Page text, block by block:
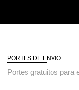
PORTES DE ENVIO
Portes gratuitos para